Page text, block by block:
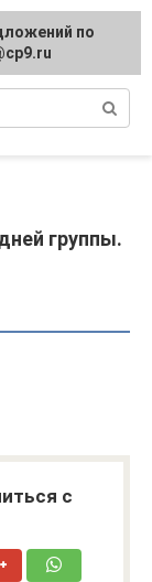
группы.
с
по